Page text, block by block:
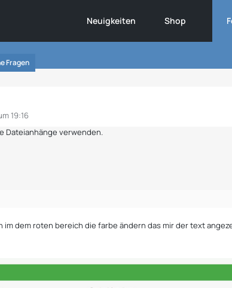
Neuigkeiten Shop
Fragen
19:16
Dateianhänge verwenden.
im dem roten bereich die farbe ändern das mir der text